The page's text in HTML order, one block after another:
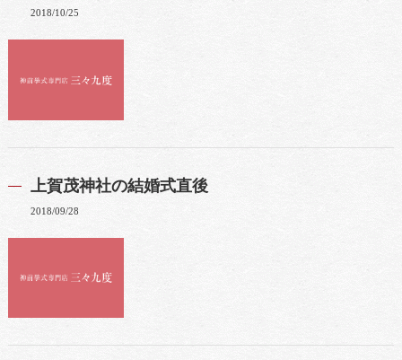
2018/10/25
上賀茂神社の結婚式直後
2018/09/28